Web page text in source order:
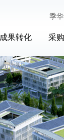
季
成果转化 采